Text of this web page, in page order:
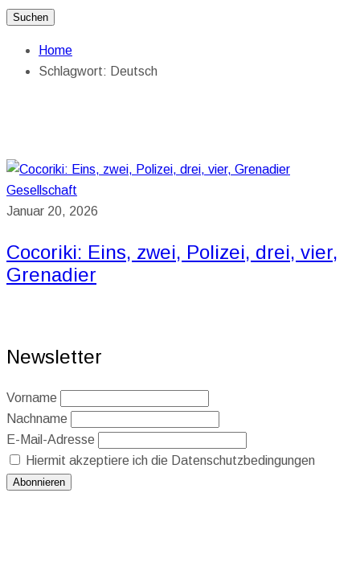
Suchen
Home
Schlagwort: Deutsch
Gesellschaft
Januar 20, 2026
Cocoriki: Eins, zwei, Polizei, drei, vier,
Grenadier
Newsletter
Vorname
Nachname
E-Mail-Adresse
Hiermit akzeptiere ich die Datenschutzbedingungen